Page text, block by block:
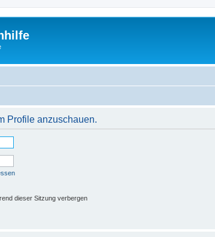
Profile anzuschauen.
dieser Sitzung verbergen